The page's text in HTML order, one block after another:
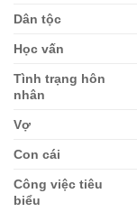
Dân tộc
Học vấn
Tình trạng hôn
nhân
Vợ
Con cái
Công việc tiêu
biểu